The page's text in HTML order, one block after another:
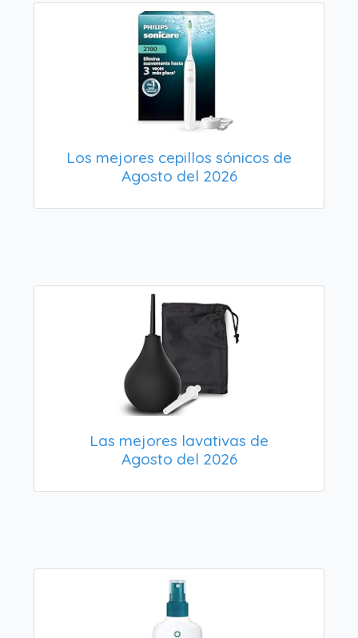
Los mejores cepillos sónicos de
Agosto del 2026
Las mejores lavativas de
Agosto del 2026